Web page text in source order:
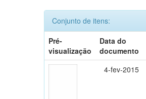
Conjunto de itens:
Pré-
visualização
Data do
documento
4-fev-2015